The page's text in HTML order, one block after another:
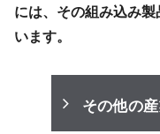
には、その組み込み
います。
その他の